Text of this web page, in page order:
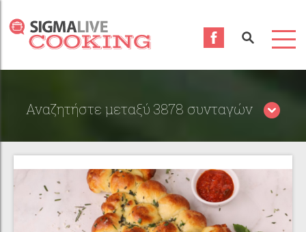
Αναζητήστε μεταξύ 3878 συνταγών
Περιορίστε τα αποτελέσματα αναζήτησης επιλέγοντας
κατηγορίες: